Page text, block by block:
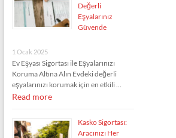
Değerli
Eşyalarınız
Güvende
1 Ocak 2025
Ev Eşyası Sigortası ile Eşyalarınızı
Koruma Altına Alın Evdeki değerli
eşyalarınızı korumak için en etkili …
Read more
Kasko Sigortası:
Aracınızı Her